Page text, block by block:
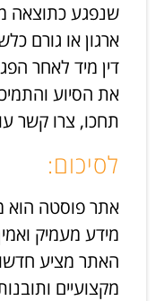
שנפגע כתוצאה
ארגון או גורם
דין מיד לאחר
את הסיוע
תחכו, צרו קשר
לסיכום:
אתר פוסטה הוא
מידע מעמיק
האתר מציע
מקצועיים